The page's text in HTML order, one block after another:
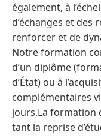
également, à
d’échanges et
renforcer et de
Notre formation
d’un diplôme
d’État) ou à
complémentaires
jours.La formation
tant la reprise